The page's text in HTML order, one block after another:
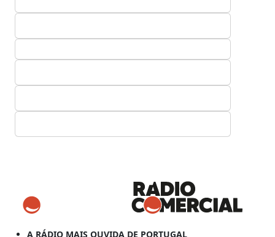
A RÁDIO MAIS OUVIDA DE PORTUGAL